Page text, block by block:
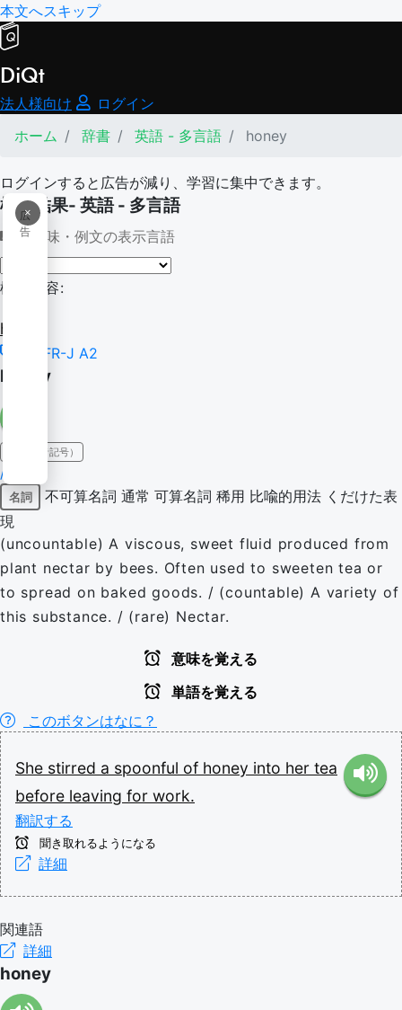
本文へスキップ
DiQt
法人様向け
ログイン
ホーム
辞書 英語 - 多言語 honey
ログインすると広告が減り、学習に集中できます。
×
広
告
検索結果- 英語 - 多言語
意味・例文の表示言語
検索内容:
honey
CEFR-J A2
honey
IPA（発音記号）
/ˈhʌni/
名詞 不可算名詞 通常 可算名詞 稀用 比喩的用法 くだけた表
現
(uncountable) A viscous, sweet fluid produced from
plant nectar by bees. Often used to sweeten tea or
to spread on baked goods. / (countable) A variety of
this substance. / (rare) Nectar.
意味を覚える
単語を覚える
このボタンはなに？
She stirred a spoonful of honey into her tea
before leaving for work.
翻訳する
聞き取れるようになる
詳細
関連語
詳細
honey